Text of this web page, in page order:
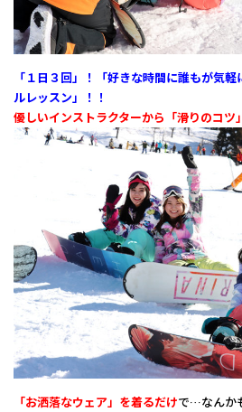
「１日３回」！「好きな時間に誰もが気軽
ルレッスン」！！
優しいインストラクターから「滑りのコツ」
「お洒落なウェア」を着るだけで…なんか